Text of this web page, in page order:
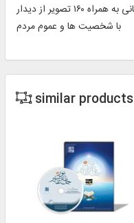
مصاحبه ها و سخنرانی های آیت الله طالقانی به همراه ۱۶۰ تصویر از دیدار
با شخصیت ها و عموم مردم
similar products